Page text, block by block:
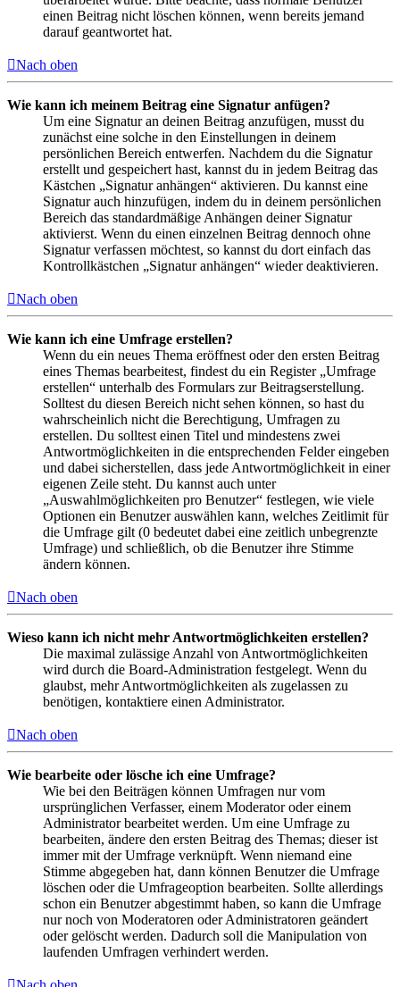
einen Beitrag nicht löschen können, wenn bereits jemand
darauf geantwortet hat.
Nach oben
Wie kann ich meinem Beitrag eine Signatur anfügen?
Um eine Signatur an deinen Beitrag anzufügen, musst du
zunächst eine solche in den Einstellungen in deinem
persönlichen Bereich entwerfen. Nachdem du die Signatur
erstellt und gespeichert hast, kannst du in jedem Beitrag das
Kästchen „Signatur anhängen“ aktivieren. Du kannst eine
Signatur auch hinzufügen, indem du in deinem persönlichen
Bereich das standardmäßige Anhängen deiner Signatur
aktivierst. Wenn du einen einzelnen Beitrag dennoch ohne
Signatur verfassen möchtest, so kannst du dort einfach das
Kontrollkästchen „Signatur anhängen“ wieder deaktivieren.
Nach oben
Wie kann ich eine Umfrage erstellen?
Wenn du ein neues Thema eröffnest oder den ersten Beitrag
eines Themas bearbeitest, findest du ein Register „Umfrage
erstellen“ unterhalb des Formulars zur Beitragserstellung.
Solltest du diesen Bereich nicht sehen können, so hast du
wahrscheinlich nicht die Berechtigung, Umfragen zu
erstellen. Du solltest einen Titel und mindestens zwei
Antwortmöglichkeiten in die entsprechenden Felder eingeben
und dabei sicherstellen, dass jede Antwortmöglichkeit in einer
eigenen Zeile steht. Du kannst auch unter
„Auswahlmöglichkeiten pro Benutzer“ festlegen, wie viele
Optionen ein Benutzer auswählen kann, welches Zeitlimit für
die Umfrage gilt (0 bedeutet dabei eine zeitlich unbegrenzte
Umfrage) und schließlich, ob die Benutzer ihre Stimme
ändern können.
Nach oben
Wieso kann ich nicht mehr Antwortmöglichkeiten erstellen?
Die maximal zulässige Anzahl von Antwortmöglichkeiten
wird durch die Board-Administration festgelegt. Wenn du
glaubst, mehr Antwortmöglichkeiten als zugelassen zu
benötigen, kontaktiere einen Administrator.
Nach oben
Wie bearbeite oder lösche ich eine Umfrage?
Wie bei den Beiträgen können Umfragen nur vom
ursprünglichen Verfasser, einem Moderator oder einem
Administrator bearbeitet werden. Um eine Umfrage zu
bearbeiten, ändere den ersten Beitrag des Themas; dieser ist
immer mit der Umfrage verknüpft. Wenn niemand eine
Stimme abgegeben hat, dann können Benutzer die Umfrage
löschen oder die Umfrageoption bearbeiten. Sollte allerdings
schon ein Benutzer abgestimmt haben, so kann die Umfrage
nur noch von Moderatoren oder Administratoren geändert
oder gelöscht werden. Dadurch soll die Manipulation von
laufenden Umfragen verhindert werden.